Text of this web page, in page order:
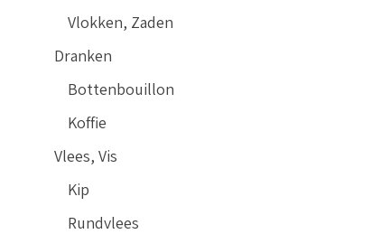
Vlokken, Zaden
Dranken
Bottenbouillon
Koffie
Vlees, Vis
Kip
Rundvlees